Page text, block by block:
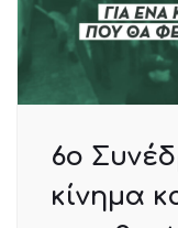
6o
κίνημα